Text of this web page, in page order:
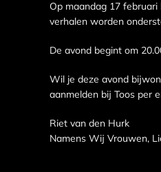
Op maandag 17
verhalen worden
De avond begint om
Wil je deze avond
aanmelden bij Toos per
Riet van den Hurk
Namens Wij Vrouwen,